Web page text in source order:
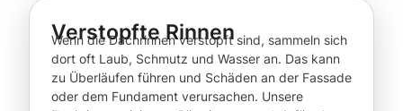
Verstopfte Rinnen
Wenn die Dachrinnen verstopft sind, sammeln sich
dort oft Laub, Schmutz und Wasser an. Das kann
zu Überläufen führen und Schäden an der Fassade
oder dem Fundament verursachen. Unsere